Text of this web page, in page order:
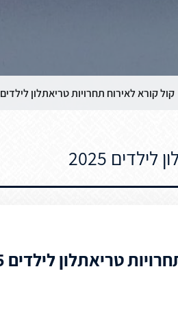
קול קורא לאירוח תחרויות טריאתלון לילדים 2025
2025
טריאתלון לילדים 2025